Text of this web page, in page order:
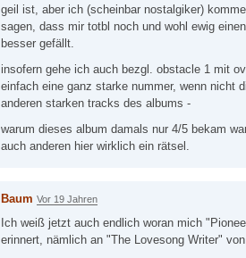
geil ist, aber ich (scheinbar nostalgiker)
sagen, dass mir totbl noch und wohl ewig
besser gefällt.
insofern gehe ich auch bezgl. obstacle 1 mit
einfach eine ganz starke nummer, wenn nicht
anderen starken tracks des albums -
warum dieses album damals nur 4/5 bekam
auch anderen hier wirklich ein rätsel.
Baum Vor 19 Jahren
Ich weiß jetzt auch endlich woran mich
erinnert, nämlich an "The Lovesong Writer" von